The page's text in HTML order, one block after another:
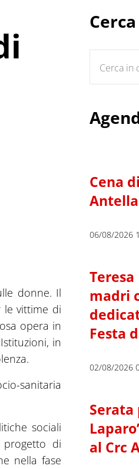
donne. Il
le vittime di
opera in
in
sanitaria
sociali
di
nella fase
Cena
Antella
06/08/2026
madri
Festa
02/08/2026
Serata
al Crc